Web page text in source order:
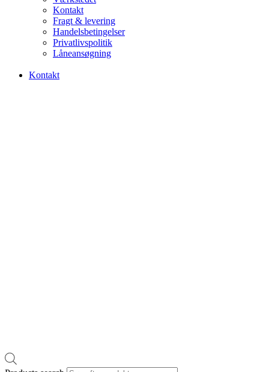
Kontakt
Fragt & levering
Handelsbetingelser
Privatlivspolitik
Låneansøgning
Kontakt